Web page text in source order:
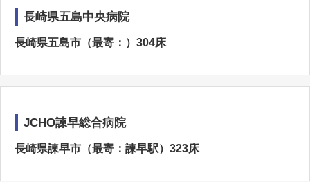
長崎県五島中央病院
長崎県五島市（最寄：）304床
JCHO諫早総合病院
長崎県諫早市（最寄：諫早駅）323床